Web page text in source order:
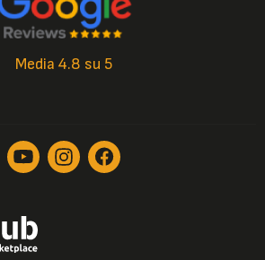
Media 4.8 su 5